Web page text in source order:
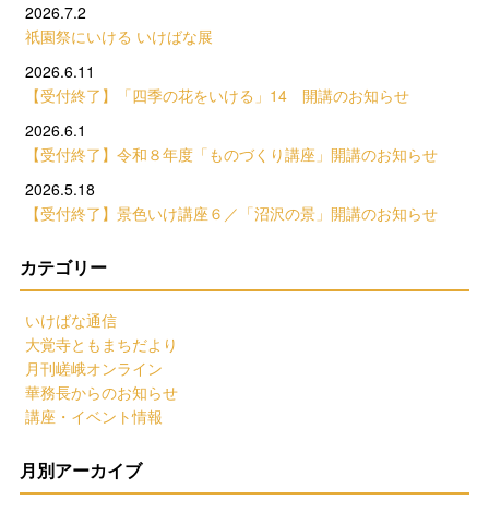
2026.7.2
祇園祭にいける いけばな展
2026.6.11
【受付終了】「四季の花をいける」14 開講のお知らせ
2026.6.1
【受付終了】令和８年度「ものづくり講座」開講のお知らせ
2026.5.18
【受付終了】景色いけ講座６／「沼沢の景」開講のお知らせ
カテゴリー
いけばな通信
大覚寺ともまちだより
月刊嵯峨オンライン
華務長からのお知らせ
講座・イベント情報
月別アーカイブ